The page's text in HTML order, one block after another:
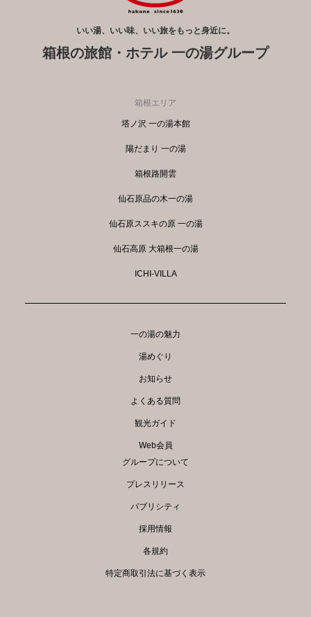
いい湯、いい味、いい旅をもっと身近に。
箱根の旅館・ホテル 一の湯グループ
箱根エリア
塔ノ沢 一の湯本館
陽だまり 一の湯
箱根路開雲
仙石原品の木一の湯
仙石原ススキの原 一の湯
仙石高原 大箱根一の湯
ICHI-VILLA
一の湯の魅力
湯めぐり
お知らせ
よくある質問
観光ガイド
Web会員
グループについて
プレスリリース
パブリシティ
採用情報
各規約
特定商取引法に基づく表示